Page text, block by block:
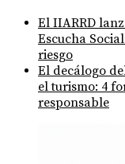
El IIARRD
Escucha
riesgo
El decálogo
el turismo: 4
responsable